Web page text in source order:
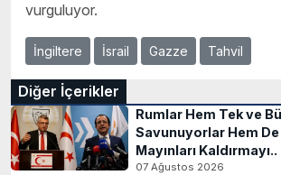
vurguluyor.
İngiltere İsrail Gazze Tahvil
Diğer İçerikler
Rumlar Hem Tek ve
Savunuyorlar Hem
Mayınları Kaldırmayı..
07 Ağustos 2026